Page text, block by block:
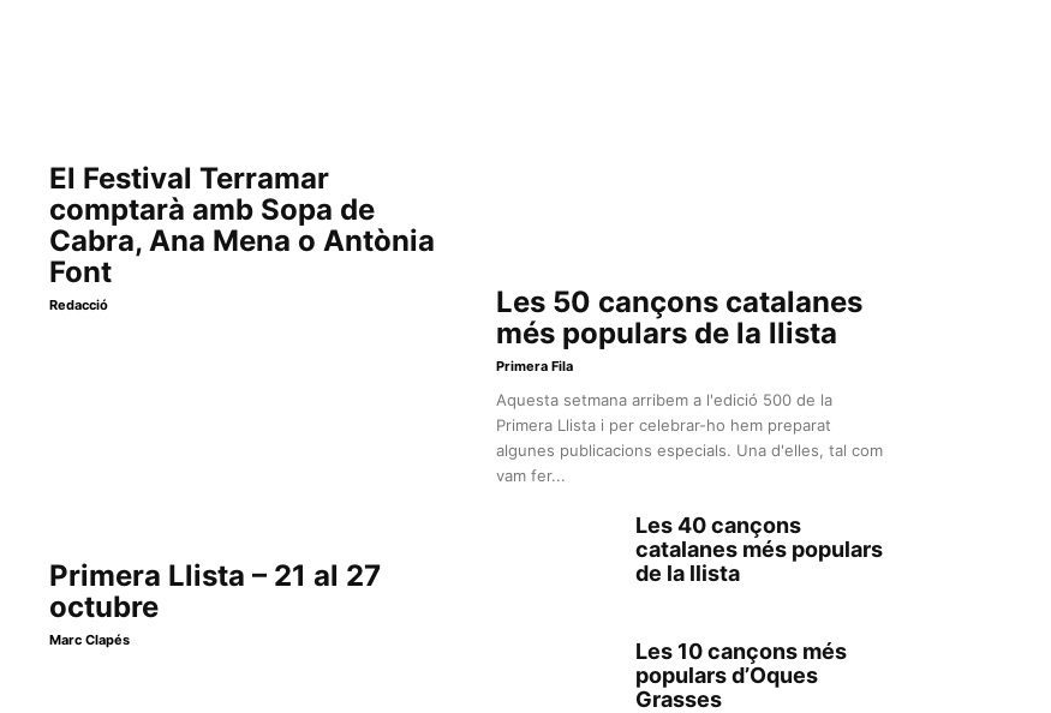
El Festival Terramar
comptarà amb Sopa de
Cabra, Ana Mena o Antònia
Font
Redacció
Primera Llista – 21 al 27
octubre
Marc Clapés
Les 50 cançons catalanes
més populars de la llista
Primera Fila
Aquesta setmana arribem a l'edició 500 de la
Primera Llista i per celebrar-ho hem preparat
algunes publicacions especials. Una d'elles, tal com
vam fer...
Les 40 cançons
catalanes més populars
de la llista
Les 10 cançons més
populars d’Oques
Grasses